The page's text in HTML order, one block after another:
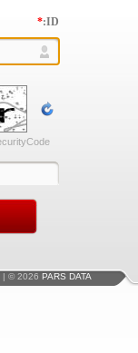
ID:
*
| © 2026 PARS DATA